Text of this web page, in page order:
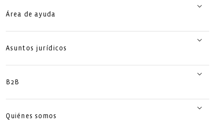
Área de ayuda
Asuntos jurídicos
B2B
Quiénes somos